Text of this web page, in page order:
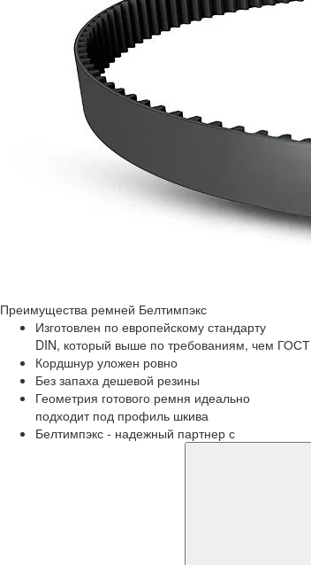
Преимущества ремней Белтимпэкс
Изготовлен по европейскому стандарту
DIN, который выше по требованиям, чем ГОСТ
Кордшнур уложен ровно
Без запаха дешевой резины
Геометрия готового ремня идеально
подходит под профиль шкива
Белтимпэкс - надежный партнер с